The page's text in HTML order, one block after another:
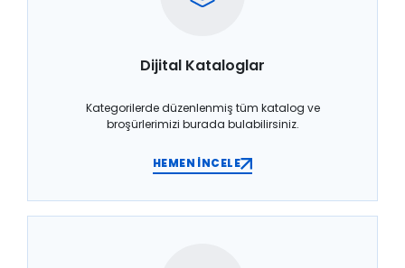
Dijital Kataloglar
Kategorilerde düzenlenmiş tüm katalog ve
broşürlerimizi burada bulabilirsiniz.
HEMEN İNCELE